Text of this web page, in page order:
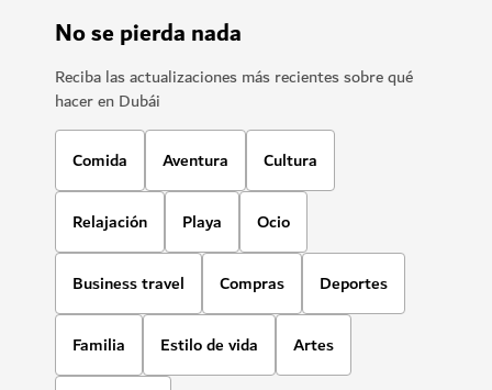
No se pierda nada
Reciba las actualizaciones más recientes sobre qué
hacer en Dubái
Comida Aventura Cultura
Relajación Playa Ocio
Business travel Compras Deportes
Familia Estilo de vida Artes